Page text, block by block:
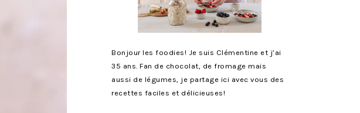
Bonjour les foodies! Je suis Clémentine et j’ai
35 ans. Fan de chocolat, de fromage mais
aussi de légumes, je partage ici avec vous des
recettes faciles et délicieuses!